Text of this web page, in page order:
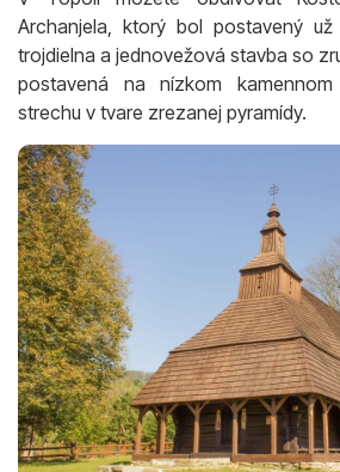
Archanjela, ktorý bol postavený
trojdielna a jednovežová stavba so
postavená na nízkom
strechu v tvare zrezanej pyramídy.